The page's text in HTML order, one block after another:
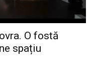
O fostă
spațiu